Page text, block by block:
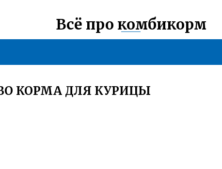
Всё про комбикорм
КОРМА ДЛЯ КУРИЦЫ